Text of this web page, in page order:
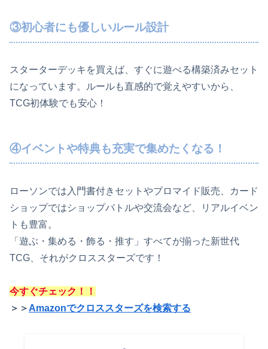
③初心者にも優しいルール設計
スターターデッキを買えば、すぐに遊べる構築済みセット
になっています。ルールも直感的で覚えやすいから、
TCG初体験でも安心！
④イベントや特典も充実で集めたくなる！
ローソンでは入門書付きセットやブロマイド販売、カード
ショップではショップバトルや交流会など、リアルイベン
トも豊富。
「遊ぶ・集める・飾る・推す」すべてが揃った新世代
TCG、それがクロススターズです！
今すぐチェック！！
＞＞ Amazonでクロススターズを検索する